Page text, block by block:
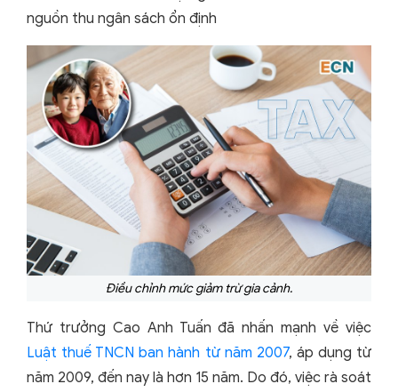
nguồn thu ngân sách ổn định
Điều chỉnh mức giảm trừ gia cảnh.
Thứ trưởng Cao Anh Tuấn đã nhấn mạnh về việc
Luật thuế TNCN ban hành từ năm 2007, áp dụng từ
năm 2009, đến nay là hơn 15 năm. Do đó, việc rà soát